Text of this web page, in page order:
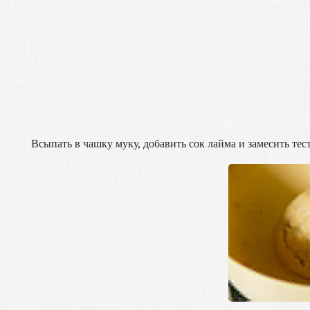
Всыпать в чашку муку, добавить сок лайма и замесить